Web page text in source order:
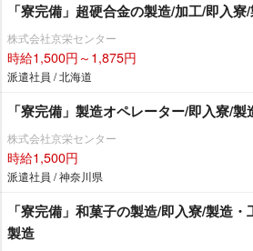
「寮完備」超硬合金の製造/加工/即入
株式会社京栄センター
時給1,500円～1,875円
派遣社員 / 北海道
「寮完備」製造オペレーター/即入寮/
株式会社京栄センター
時給1,500円
派遣社員 / 神奈川県
「寮完備」和菓子の製造/即入寮/製造
製造